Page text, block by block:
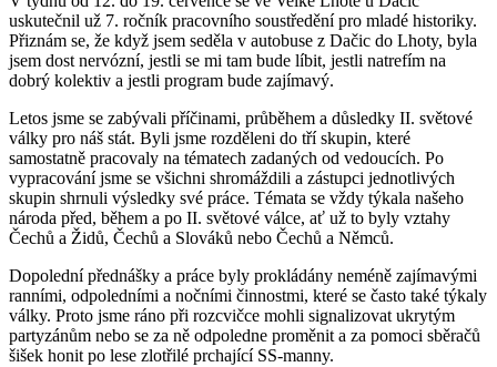
uskutečnil už 7. ročník pracovního soustředění pro mladé historiky.
Přiznám se, že když jsem seděla v autobuse z Dačic do Lhoty, byla
jsem dost nervózní, jestli se mi tam bude líbit, jestli natrefím na
dobrý kolektiv a jestli program bude zajímavý.
Letos jsme se zabývali příčinami, průběhem a důsledky II. světové
války pro náš stát. Byli jsme rozděleni do tří skupin, které
samostatně pracovaly na tématech zadaných od vedoucích. Po
vypracování jsme se všichni shromáždili a zástupci jednotlivých
skupin shrnuli výsledky své práce. Témata se vždy týkala našeho
národa před, během a po II. světové válce, ať už to byly vztahy
Čechů a Židů, Čechů a Slováků nebo Čechů a Němců.
Dopolední přednášky a práce byly prokládány neméně zajímavými
ranními, odpoledními a nočními činnostmi, které se často také týkaly
války. Proto jsme ráno při rozcvičce mohli signalizovat ukrytým
partyzánům nebo se za ně odpoledne proměnit a za pomoci sběračů
šišek honit po lese zlotřilé prchající SS-manny.